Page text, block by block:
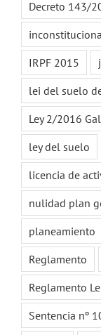
Decreto 143/
IRPF 2015
lei del suelo
Ley 2/2016
ley del suelo
licencia de
nulidad plan
planeamiento
Reglamento
Reglamento
Sentencia nº